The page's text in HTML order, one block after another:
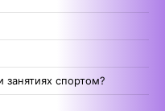
спортом?